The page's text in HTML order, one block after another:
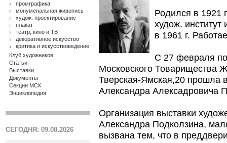
промграфика
монуменальная живопись
худож. проектирование
плакат
театр, кино и ТВ
декоративное искусство
критика и искусствоведение
Клуб художников
Статьи
Выставки
Документы
Секции МСХ
Энциклопедия
СЕГОДНЯ: 09.08.2026
Родился в 1921
худож.
в 1961 г.
С 27 февраля
Московского Товарищества
Тверская-Ямская,20 прошла
Александра Алексадровича
Организация выставки
Александра Подколзина,
вызвана тем, что в